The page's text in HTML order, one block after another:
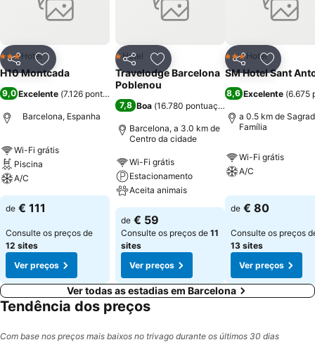
PartilharAdicionar aos favoritos
3 Estrelas
Hotel
H10 Montcada
9,0 Excelente (7.126 pontuações
Barcelona, Espanha
Wi-Fi grátis
Piscina
A/C
de € 111
Consulte os preços de
12 sites
Ver preços
PartilharAdicionar aos favoritos
1 Estrelas
Hotel
Travelodge Barcelona
Poblenou
7,8 Boa (16.780 pontuações
Barcelona, a 3.0 km de
Centro da cidade
Wi-Fi grátis
Estacionamento
Aceita animais
de € 59
Consulte os preços de 11
sites
Ver preços
Partilhar
3 Estrelas
Hotel
SM Hotel Sant
8,6 Excelente (6.675
a 0.5 km de
Família
Wi-Fi grátis
A/C
de € 80
Consulte os preços
13 sites
Ver preços
Ver todas as estadias em Barcelona
Tendência dos preços
Com base nos preços mais baixos no trivago durante os últimos 30 dias